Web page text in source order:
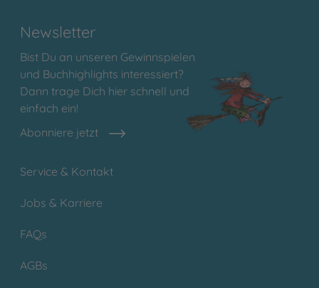
Newsletter
Bist Du an unseren Gewinnspielen
und Buchhighlights interessiert?
Dann trage Dich hier schnell und
einfach ein!
Abonniere jetzt
Service & Kontakt
Jobs & Karriere
FAQs
AGBs